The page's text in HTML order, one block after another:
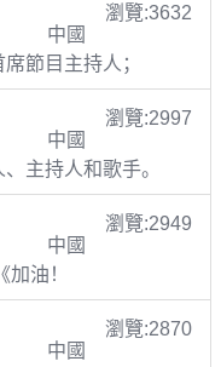
瀏覽:3632
中國
節目主持人；
瀏覽:2997
中國
主持人和歌手。
瀏覽:2949
中國
油！
瀏覽:2870
中國